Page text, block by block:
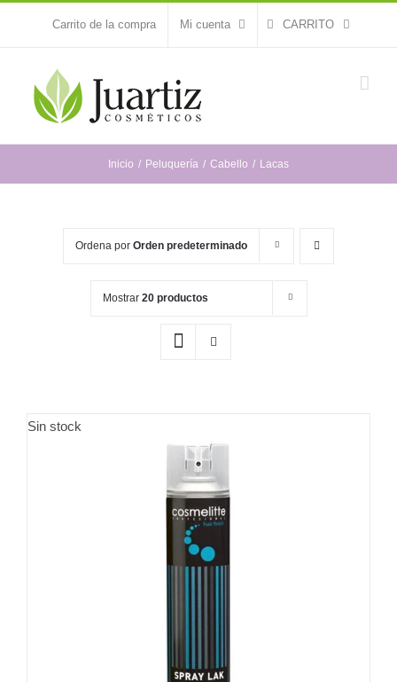
Carrito de la compra Mi cuenta CARRITO
Inicio Peluquería Cabello Lacas
Ordena por Orden predeterminado
Mostrar 20 productos
Sin stock